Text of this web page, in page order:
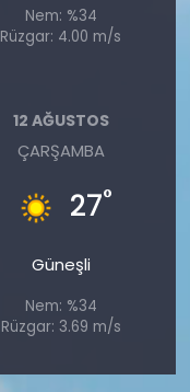
Nem: %34
Rüzgar: 4.00 m/s
12 AĞUSTOS
ÇARŞAMBA
27°
Güneşli
Nem: %34
Rüzgar: 3.69 m/s